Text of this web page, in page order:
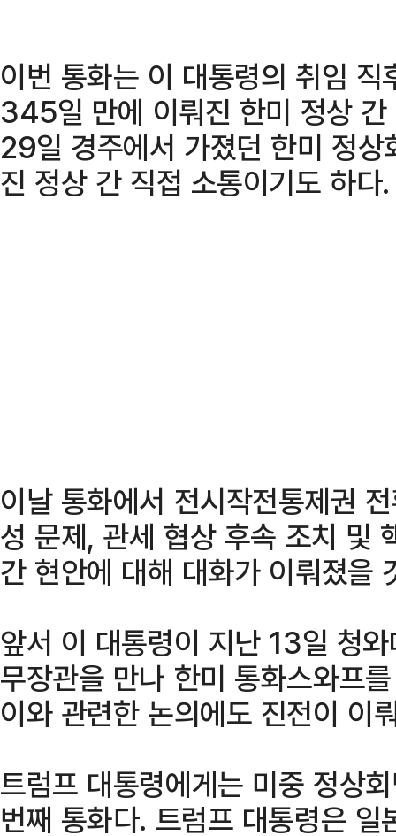
이번 통화는 이 대통령의 취임
345일 만에 이뤄진 한미 정상
29일 경주에서 가졌던 한미 정
진 정상 간 직접 소통이기도 하다.
이날 통화에서 전시작전통제권
성 문제, 관세 협상 후속 조치 및
간 현안에 대해 대화가 이뤄졌을
앞서 이 대통령이 지난 13일 청
무장관을 만나 한미 통화스와프
이와 관련한 논의에도 진전이 이
트럼프 대통령에게는 미중 정상
번째 통화다. 트럼프 대통령은